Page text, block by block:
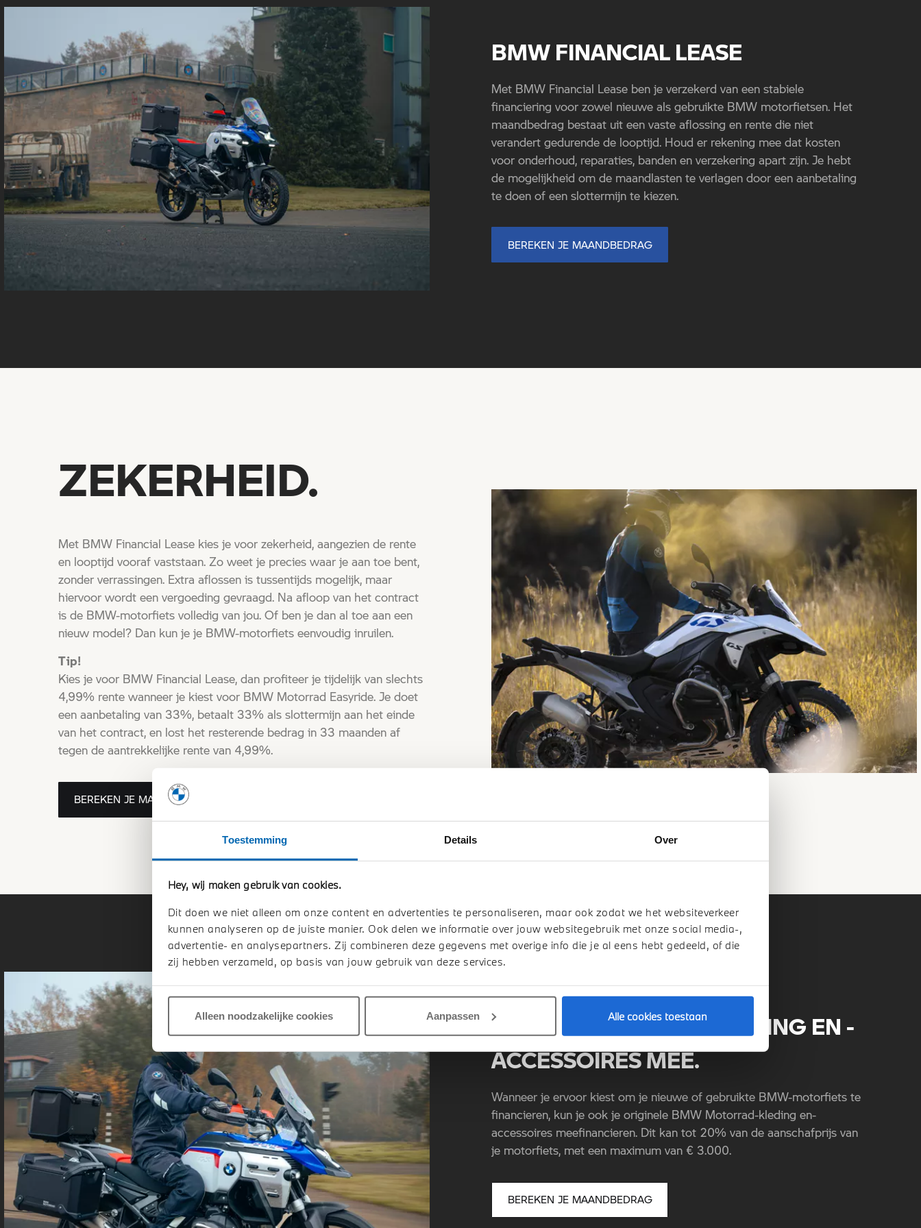
Toestemming Details Over
Hey, wij maken gebruik van cookies.
Dit doen we niet alleen om onze content en advertenties te personaliseren, maar ook zodat we het websiteverkeer
kunnen analyseren op de juiste manier. Ook delen we informatie over jouw websitegebruik met onze social media-,
advertentie- en analysepartners. Zij combineren deze gegevens met overige info die je al eens hebt gedeeld, of die
zij hebben verzameld, op basis van jouw gebruik van deze services.
Alleen noodzakelijke cookies Aanpassen Alle cookies toestaan
BMW FINANCIAL LEASE
Met BMW Financial Lease ben je verzekerd van een stabiele
financiering voor zowel nieuwe als gebruikte BMW motorfietsen. Het
maandbedrag bestaat uit een vaste aflossing en rente die niet
verandert gedurende de looptijd. Houd er rekening mee dat kosten
voor onderhoud, reparaties, banden en verzekering apart zijn. Je hebt
de mogelijkheid om de maandlasten te verlagen door een aanbetaling
te doen of een slottermijn te kiezen.
BEREKEN JE MAANDBEDRAG
ZEKERHEID.
Met BMW Financial Lease kies je voor zekerheid, aangezien de rente
en looptijd vooraf vaststaan. Zo weet je precies waar je aan toe bent,
zonder verrassingen. Extra aflossen is tussentijds mogelijk, maar
hiervoor wordt een vergoeding gevraagd. Na afloop van het contract
is de BMW-motorfiets volledig van jou. Of ben je dan al toe aan een
nieuw model? Dan kun je je BMW-motorfiets eenvoudig inruilen.
Tip!
Kies je voor BMW Financial Lease, dan profiteer je tijdelijk van slechts
4,99% rente wanneer je kiest voor BMW Motorrad Easyride. Je doet
een aanbetaling van 33%, betaalt 33% als slottermijn aan het einde
van het contract, en lost het resterende bedrag in 33 maanden af
tegen de aantrekkelijke rente van 4,99%.
BEREKEN JE MAANDBEDRAG
FINANCIER JE BMW-KLEDING EN -
ACCESSOIRES MEE.
Wanneer je ervoor kiest om je nieuwe of gebruikte BMW-motorfiets te
financieren, kun je ook je originele BMW Motorrad-kleding en-
accessoires meefinancieren. Dit kan tot 20% van de aanschafprijs van
je motorfiets, met een maximum van € 3.000.
BEREKEN JE MAANDBEDRAG